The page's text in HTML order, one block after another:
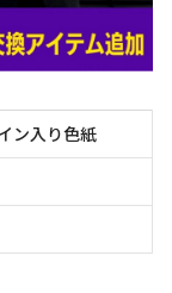
ン入り色紙